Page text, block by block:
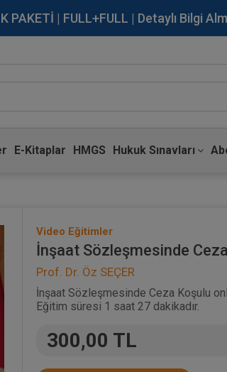
| FULL+FULL | Detaylı Bilgi
E-Kitaplar HMGS Hukuk Sınavları
Video Eğitimler
İnşaat Sözleşmesinde
Prof. Dr. Öz SEÇER
İnşaat Sözleşmesinde Ceza Koşulu
Eğitim süresi 1 saat 27 dakikadır.
300,00 TL